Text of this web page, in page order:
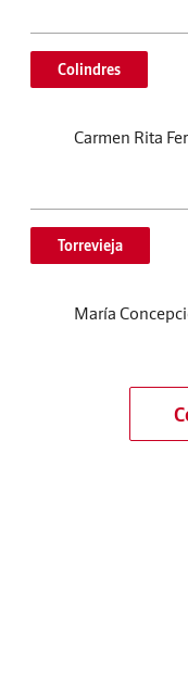
Colindres
Carmen Rita
Torrevieja
María